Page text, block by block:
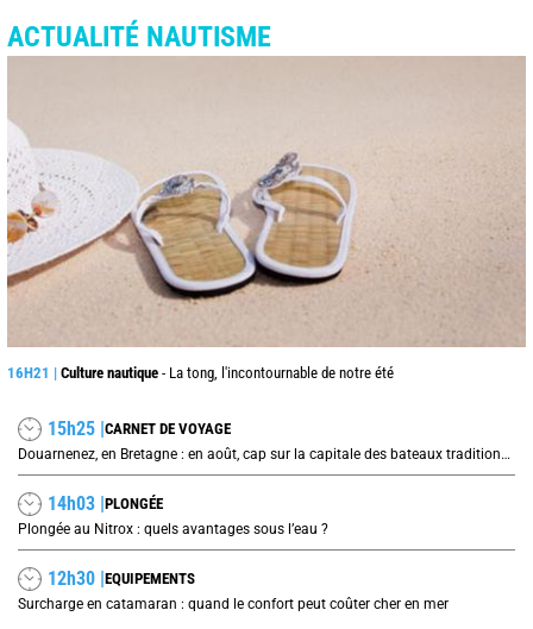
ACTUALITÉ NAUTISME
16H21 | Culture nautique - La tong, l'incontournable de notre été
15h25 |CARNET DE VOYAGE
Douarnenez, en Bretagne : en août, cap sur la capitale des bateaux traditionnels et de la sardine
14h03 |PLONGÉE
Plongée au Nitrox : quels avantages sous l’eau ?
12h30 |EQUIPEMENTS
Surcharge en catamaran : quand le confort peut coûter cher en mer